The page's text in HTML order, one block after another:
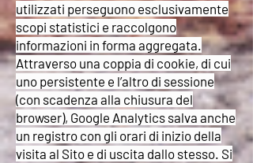
utilizzati perseguono esclusivamente
scopi statistici e raccolgono
informazioni in forma aggregata.
Attraverso una coppia di cookie, di cui
uno persistente e l’altro di sessione
(con scadenza alla chiusura del
browser), Google Analytics salva anche
un registro con gli orari di inizio della
visita al Sito e di uscita dallo stesso. Si